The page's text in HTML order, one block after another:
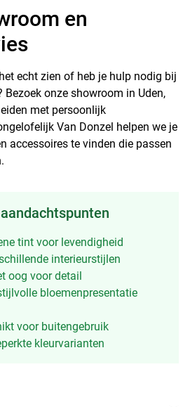
en
echt zien of heb je hulp nodig bij
Bezoek onze showroom in Uden,
met persoonlijk
Van Donzel helpen we je
accessoires te vinden die passen
tint voor levendigheid
interieurstijlen
oog voor detail
bloemenpresentatie
voor buitengebruik
kleurvarianten